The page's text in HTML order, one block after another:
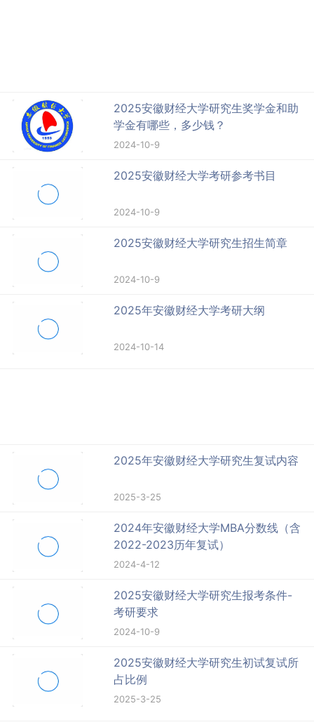
2025安徽财经大学研究生奖学金和助
学金有哪些，多少钱？
2024-10-9
2025安徽财经大学考研参考书目
2024-10-9
2025安徽财经大学研究生招生简章
2024-10-9
2025年安徽财经大学考研大纲
2024-10-14
2025年安徽财经大学研究生复试内容
2025-3-25
2024年安徽财经大学MBA分数线（含
2022-2023历年复试）
2024-4-12
2025安徽财经大学研究生报考条件-
考研要求
2024-10-9
2025安徽财经大学研究生初试复试所
占比例
2025-3-25